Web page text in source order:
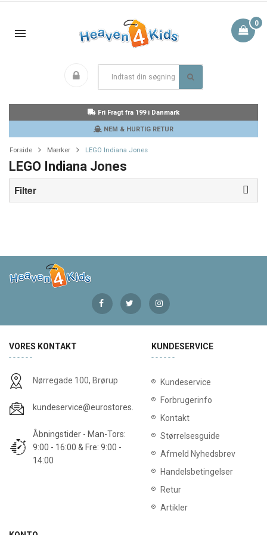
0
Fri Fragt fra 199 i Danmark
NEM & HURTIG RETUR
Forside Mærker LEGO Indiana Jones
LEGO Indiana Jones
Filter
VORES KONTAKT
Nørregade 100, Brørup
kundeservice@eurostores.dk
Åbningstider - Man-Tors:
9:00 - 16:00 & Fre: 9:00 -
14:00
KUNDESERVICE
Kundeservice
Forbrugerinfo
Kontakt
Størrelsesguide
Afmeld Nyhedsbrev
Handelsbetingelser
Retur
Artikler